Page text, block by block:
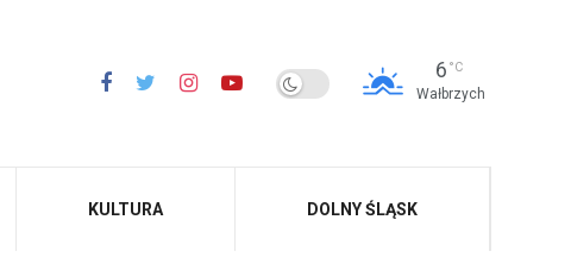
6 °C
Wałbrzych
KULTURA DOLNY ŚLĄSK